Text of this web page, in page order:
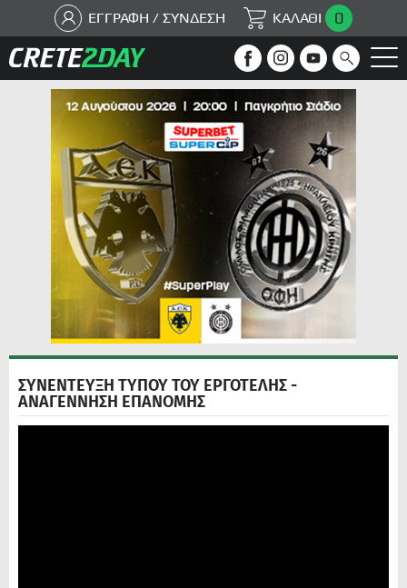
ΕΓΓΡΑΦΗ / ΣΥΝΔΕΣΗ ΚΑΛΑΘΙ 0
ΣΥΝΕΝΤΕΥΞΗ ΤΥΠΟΥ ΤΟΥ ΕΡΓΟΤΕΛΗΣ -
ΑΝΑΓΕΝΝΗΣΗ ΕΠΑΝΟΜΗΣ